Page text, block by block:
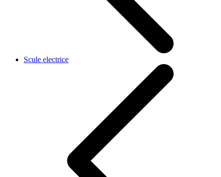
Scule electrice